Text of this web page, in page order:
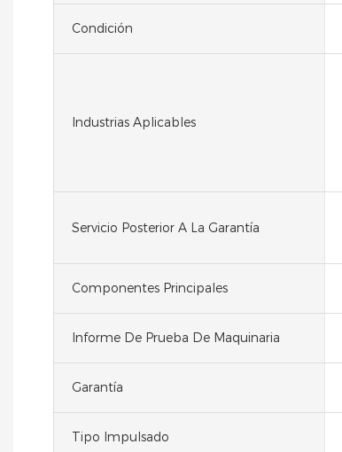
Condición
Industrias Aplicables
Servicio Posterior A La Garantía
Componentes Principales
Informe De Prueba De Maquinaria
Garantía
Tipo Impulsado